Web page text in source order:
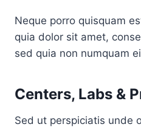
Neque porro quisquam
quia dolor sit amet,
sed quia non numquam
Centers, Labs &
Sed ut perspiciatis unde